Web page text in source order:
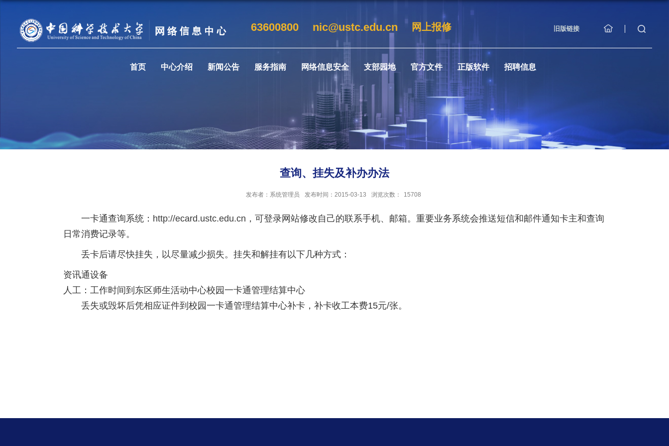
63600800 nic@ustc.edu.cn 网上报修 旧版链接
首页 中心介绍 新闻公告 服务指南 网络信息安全 支部园地 官方文件 正版软件 招聘信息
查询、挂失及补办办法
发布者：系统管理员 发布时间：2015-03-13 浏览次数： 15708
一卡通查询系统： http://ecard.ustc.edu.cn ，可登录网站修改自己的联系手机、邮箱。重要业务系统会推送短信和邮件通知卡主和查询
日常消费记录等。
丢卡后请尽快挂失，以尽量减少损失。挂失和解挂有以下几种方式：
资讯通设备
人工：工作时间到东区师生活动中心校园一卡通管理结算中心
丢失或毁坏后凭相应证件到校园一卡通管理结算中心补卡，补卡收工本费15元/张。